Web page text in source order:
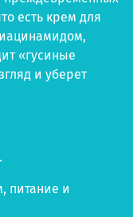
есть крем для
«гусиные
и уберет
питание и